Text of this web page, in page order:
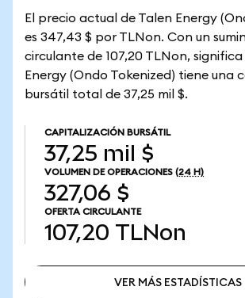
El precio actual de Talen Energy
es 347,43 $ por TLNon. Con un
circulante de 107,20 TLNon, significa
Energy (Ondo Tokenized) tiene una
bursátil total de 37,25 mil $.
CAPITALIZACIÓN BURSÁTIL
37,25 mil $
VOLUMEN DE OPERACIONES (24 H)
327,06 $
OFERTA CIRCULANTE
107,20 TLNon
VER MÁS ESTADÍSTICAS